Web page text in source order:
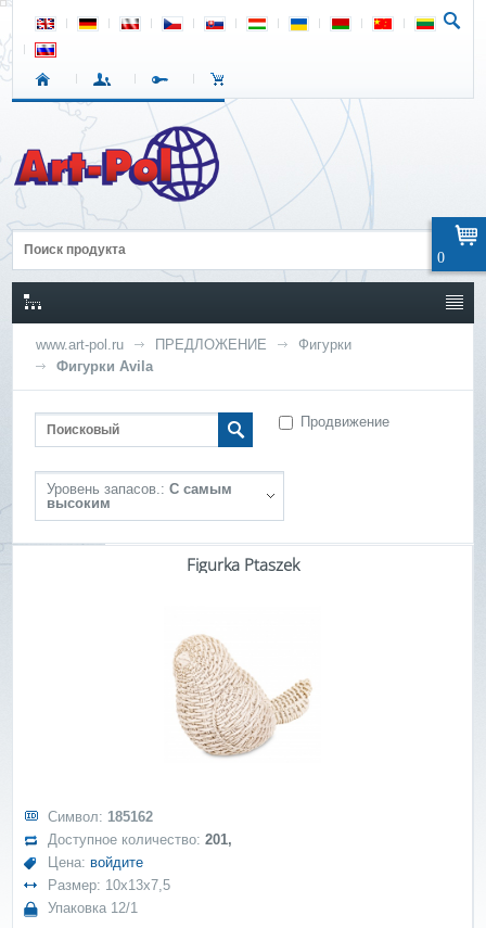
www.art-pol.ru ПРЕДЛОЖЕНИЕ
Фигурки
Фигурки Avila
Продвижение
Уровень запасов.: С самым
высоким
Figurka Ptaszek
Символ: 185162
Доступное количество:201,
Цена: войдите
Размер: 10x13x7,5
Упаковка 12/1
0